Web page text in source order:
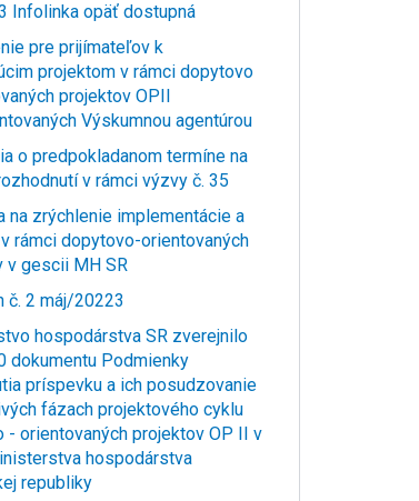
Infolinka opäť dostupná
pre prijímateľov k
projektom v rámci dopytovo
projektov OPII
Výskumnou agentúrou
o predpokladanom termíne na
v rámci výzvy č. 35
na zrýchlenie implementácie a
rámci dopytovo-orientovaných
v gescii MH SR
č. 2 máj/20223
hospodárstva SR zverejnilo
dokumentu Podmienky
príspevku a ich posudzovanie
fázach projektového cyklu
- orientovaných projektov OP II v
hospodárstva
republiky